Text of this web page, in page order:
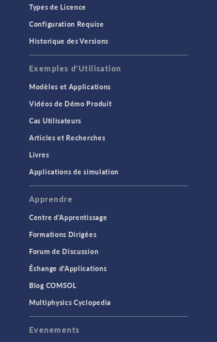
Types de Licence
Configuration Requise
Historique des Versions
Exemples d'Utilisation
Modèles et Applications
Vidéos de Démo Produit
Cas Utilisateurs
Articles et Recherches
Livres
Applications de simulation
Apprendre
Centre d'Apprentissage
Formations Dirigées
Forum de Discussion
Échange d'Applications
Blog COMSOL
Multiphysics Cyclopedia
Evenements